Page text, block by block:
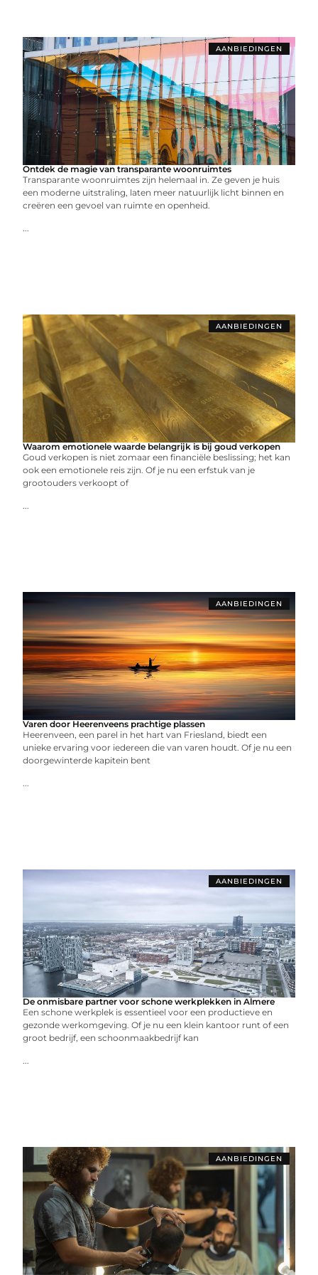
AANBIEDINGEN
Ontdek de magie van transparante woonruimtes
Transparante woonruimtes zijn helemaal in. Ze geven je huis
een moderne uitstraling, laten meer natuurlijk licht binnen en
creëren een gevoel van ruimte en openheid.
...
AANBIEDINGEN
Waarom emotionele waarde belangrijk is bij goud verkopen
Goud verkopen is niet zomaar een financiële beslissing; het kan
ook een emotionele reis zijn. Of je nu een erfstuk van je
grootouders verkoopt of
...
AANBIEDINGEN
Varen door Heerenveens prachtige plassen
Heerenveen, een parel in het hart van Friesland, biedt een
unieke ervaring voor iedereen die van varen houdt. Of je nu een
doorgewinterde kapitein bent
...
AANBIEDINGEN
De onmisbare partner voor schone werkplekken in Almere
Een schone werkplek is essentieel voor een productieve en
gezonde werkomgeving. Of je nu een klein kantoor runt of een
groot bedrijf, een schoonmaakbedrijf kan
...
AANBIEDINGEN